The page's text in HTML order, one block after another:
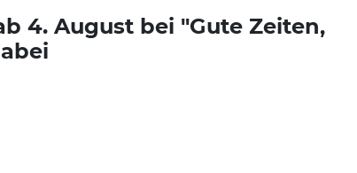
4. August bei "Gute Zeiten,